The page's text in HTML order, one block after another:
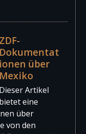
ZDF-
Dokumentat
ionen über
Mexiko
Dieser Artikel
bietet eine
über
von den